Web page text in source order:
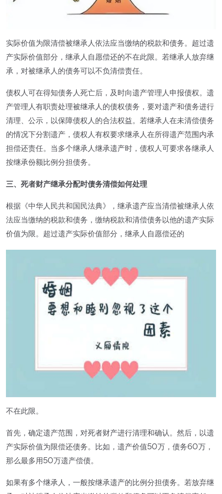
实际价值为限清偿被继承人依法应当缴纳的税款和债务。超过遗
产实际价值部分，继承人自愿偿还的不在此限。若继承人放弃继
承，对被继承人的债务可以不负清偿责任。
债权人可在得知债务人死亡后，及时向遗产管理人申报债权。遗
产管理人有职责处理被继承人的债权债务，要对遗产和债务进行
清理、公示，以保障债权人的合法权益。若继承人在未清偿债务
的情况下分割遗产，债权人有权要求继承人在所得遗产范围内承
担偿还责任。当多个继承人继承遗产时，债权人可要求各继承人
按继承份额比例分担债务。
三、死者财产继承分配时债务清偿如何处理
根据《中华人民共和国民法典》，继承遗产应当清偿被继承人依
法应当缴纳的税款和债务，缴纳税款和清偿债务以他的遗产实际
价值为限。超过遗产实际价值部分，继承人自愿偿还的
不在此限。
首先，确定遗产范围，对死者财产进行清理和确认。然后，以遗
产实际价值为限偿还债务。比如，遗产价值50万，债务60万，
那么最多用50万遗产偿债。
如果有多个继承人，一般按继承遗产的比例分担债务。若放弃继